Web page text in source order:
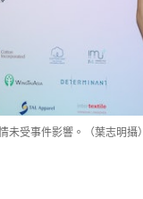
未受事件影響。（葉志明攝）